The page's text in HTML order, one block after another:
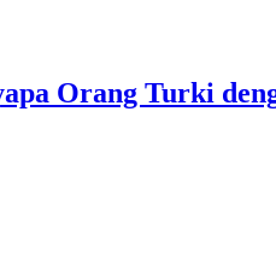
Orang Turki